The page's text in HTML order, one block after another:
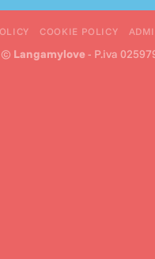
COOKIE POLICY
© Langamylove- P.iva